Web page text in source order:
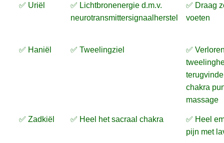
✅ Uriël
✅ Lichtbronenergie d.m.v.
neurotransmittersignaalherstel
✅ Draag
voeten
✅ Haniël ✅ Tweelingziel
✅
chakra
massage
✅ Zadkiël ✅ Heel het sacraal chakra
✅ Heel
pijn met